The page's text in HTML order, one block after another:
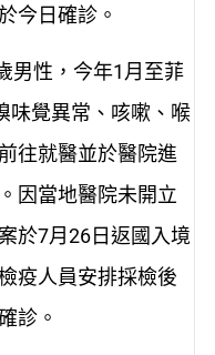
今日確診。
男性，今年1月至菲
味覺異常、咳嗽、喉
往就醫並於醫院進
因當地醫院未開立
於7月26日返國入境
疫人員安排採檢後
診。